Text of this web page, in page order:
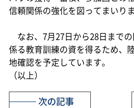
信頼関係の強化を図ってまいりま
なお、7月27日から28日まで
係る教育訓練の資を得るため、
地確認を予定しています。
（以上）
次の記事